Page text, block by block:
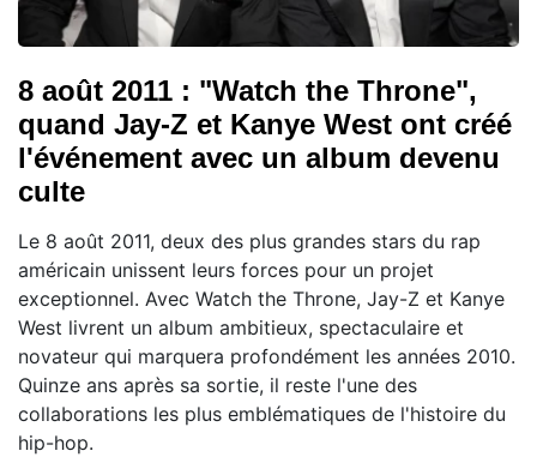
8 août 2011 : "Watch the Throne",
quand Jay-Z et Kanye West ont créé
l'événement avec un album devenu
culte
Le 8 août 2011, deux des plus grandes stars du rap
américain unissent leurs forces pour un projet
exceptionnel. Avec Watch the Throne, Jay-Z et Kanye
West livrent un album ambitieux, spectaculaire et
novateur qui marquera profondément les années 2010.
Quinze ans après sa sortie, il reste l'une des
collaborations les plus emblématiques de l'histoire du
hip-hop.